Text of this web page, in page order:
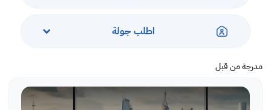
اطلب جولة
مدرجة من قبل